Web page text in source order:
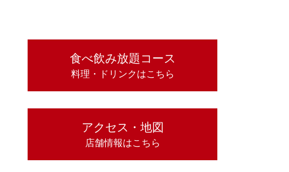
食べ飲み放題コース
料理・ドリンクはこちら
アクセス・地図
店舗情報はこちら